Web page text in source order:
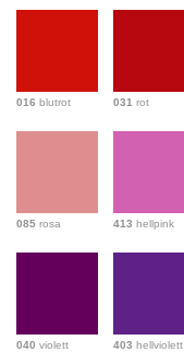
016 blutrot 031 rot
085 rosa 413 hellpink
040 violett 403 hellviolett